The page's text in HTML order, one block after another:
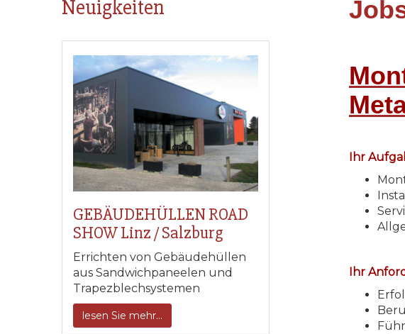
Neuigkeiten
GEBÄUDEHÜLLEN ROAD
SHOW Linz / Salzburg
Errichten von Gebäudehüllen
aus Sandwichpaneelen und
Trapezblechsystemen
lesen Sie mehr...
Ihr
Ihr